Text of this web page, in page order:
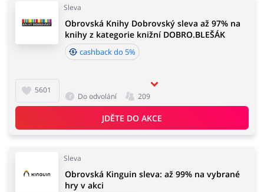
Sleva
5601
Obrovská Knihy Dobrovský sleva až 97% na
knihy z kategorie knižní DOBRO.BLEŠÁK
cashback do 5%
Do odvolání 209
JDĚTE DO AKCE
Sleva
Obrovská Kinguin sleva: až 99% na vybrané
hry v akci